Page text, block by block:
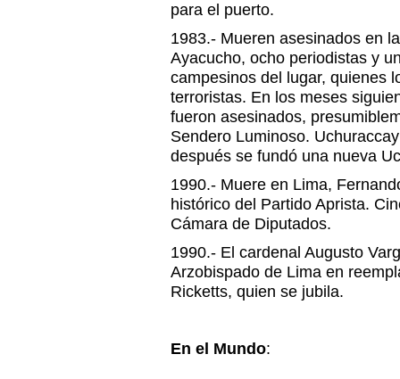
para el puerto.
1983.- Mueren asesinados en
Ayacucho, ocho periodistas y
campesinos del lugar, quienes
terroristas. En los meses
fueron asesinados,
Sendero Luminoso.
después se fundó una nueva
1990.- Muere en Lima,
histórico del Partido Aprista.
Cámara de Diputados.
1990.- El cardenal Augusto
Arzobispado de Lima en
Ricketts, quien se jubila.
En el Mundo: